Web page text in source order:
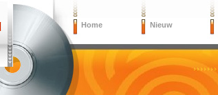
Home Nieuw